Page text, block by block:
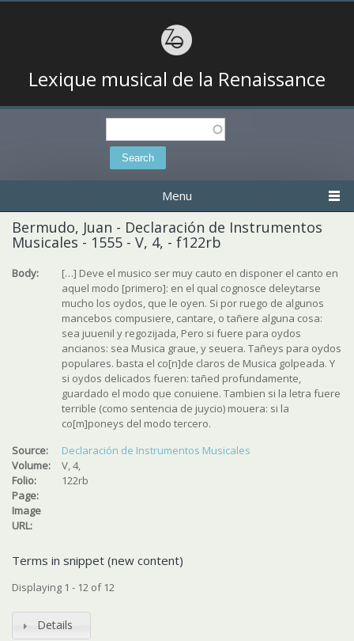
Lexique musical de la Renaissance
Search
Menu
Bermudo, Juan - Declaración de Instrumentos
Musicales - 1555 - V, 4, - f122rb
Body:
[…] Deve el musico ser muy cauto en disponer el canto en
aquel modo [primero]: en el qual cognosce deleytarse
mucho los oydos, que le oyen. Si por ruego de algunos
mancebos compusiere, cantare, o tañere alguna cosa:
sea juuenil y regozijada, Pero si fuere para oydos
ancianos: sea Musica graue, y seuera. Tañeys para oydos
populares. basta el co[n]de claros de Musica golpeada. Y
si oydos delicados fueren: tañed profundamente,
guardado el modo que conuiene. Tambien si la letra fuere
terrible (como sentencia de juycio) mouera: si la
co[m]poneys del modo tercero.
Source:
Declaración de Instrumentos Musicales
Volume:
V, 4,
Folio:
122rb
Page:
Image
URL:
Terms in snippet (new content)
Displaying 1 - 12 of 12
Details